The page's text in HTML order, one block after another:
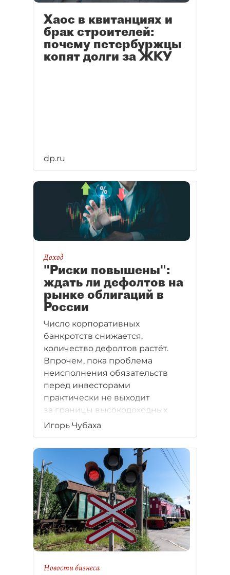
Хаос в квитанциях и
брак строителей:
почему петербуржцы
копят долги за ЖКУ
dp.ru
Доход
"Риски повышены":
ждать ли дефолтов на
рынке облигаций в
России
Число корпоративных
банкротств снижается,
количество дефолтов растёт.
Впрочем, пока проблема
неисполнения обязательств
перед инвесторами
практически не выходит
за границы высокодоходных
облигаций (ВДО).
Игорь Чубаха
Новости бизнеса